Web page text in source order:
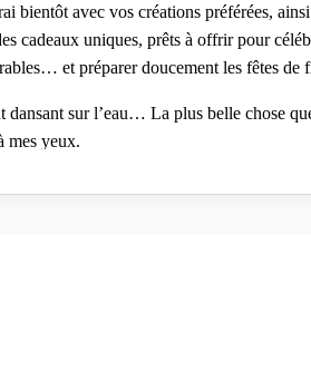
bientôt avec vos créations préférées,
cadeaux uniques, prêts à offrir pour
et préparer doucement les fêtes de
dansant sur l’eau… La plus belle chose
mes yeux.